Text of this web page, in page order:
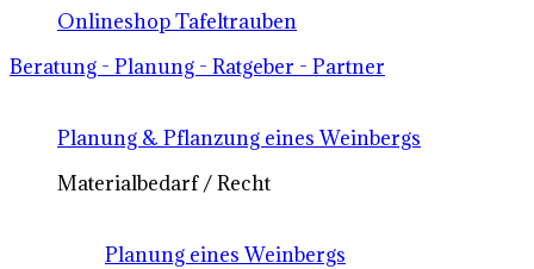
Onlineshop Tafeltrauben
Beratung - Planung - Ratgeber - Partner
Planung & Pflanzung eines Weinbergs
Materialbedarf / Recht
Planung eines Weinbergs